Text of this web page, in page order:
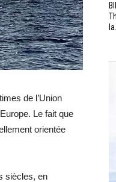
de l’Union
Le fait que
orientée
siècles, en